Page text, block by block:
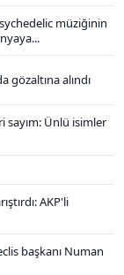
müziğinin
gözaltına alındı
sayım: Ünlü isimler
AKP'li
başkanı Numan